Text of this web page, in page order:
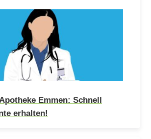
Emmen: Schnell
erhalten!